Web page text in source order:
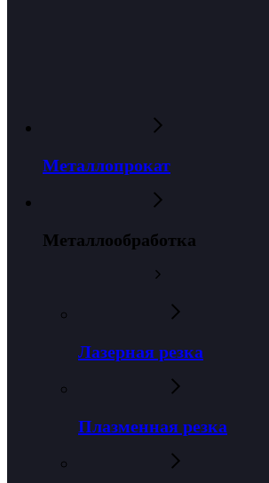
Металлопрокат
Металлообработка
Лазерная резка
Плазменная резка